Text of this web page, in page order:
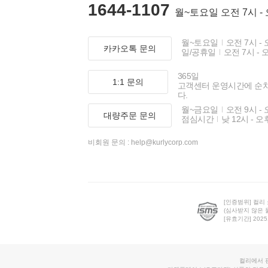
1644-1107 월~토요일 오전 7시 -
카카오톡 문의
월~토요일
오전 7시 -
일/공휴일
오전 7시 -
1:1 문의
365일
고객센터 운영시간에 순
다.
대량주문 문의
월~금요일
오전 9시 -
점심시간
낮 12시 - 오
비회원 문의 : help@kurlycorp.com
[인증범위] 컬리
(심사받지 않은
[유효기간]
컬리에서